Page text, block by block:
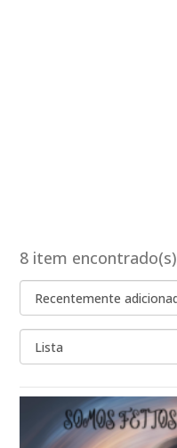
8 item encontrado(s)